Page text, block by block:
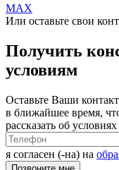
MAX
Или оставьте свои
Получить
условиям
Оставьте Ваши
в ближайшее время,
рассказать об
я согласен (-на) на